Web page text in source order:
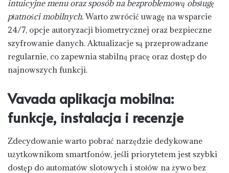
intuicyjne menu oraz sposób na bezproblemową obsługę
płatności mobilnych.Warto zwrócić uwagę na wsparcie
24/7, opcje autoryzacji biometrycznej oraz bezpieczne
szyfrowanie danych. Aktualizacje są przeprowadzane
regularnie, co zapewnia stabilną pracę oraz dostęp do
najnowszych funkcji.
Vavada aplikacja mobilna:
funkcje, instalacja i recenzje
Zdecydowanie warto pobrać narzędzie dedykowane
użytkownikom smartfonów, jeśli priorytetem jest szybki
dostęp do automatów slotowych i stołów na żywo bez